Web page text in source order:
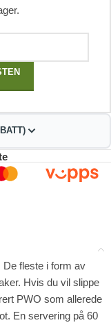
3-4
De fleste i form av
Hvis du vil slippe
PWO som allerede
En servering på 60